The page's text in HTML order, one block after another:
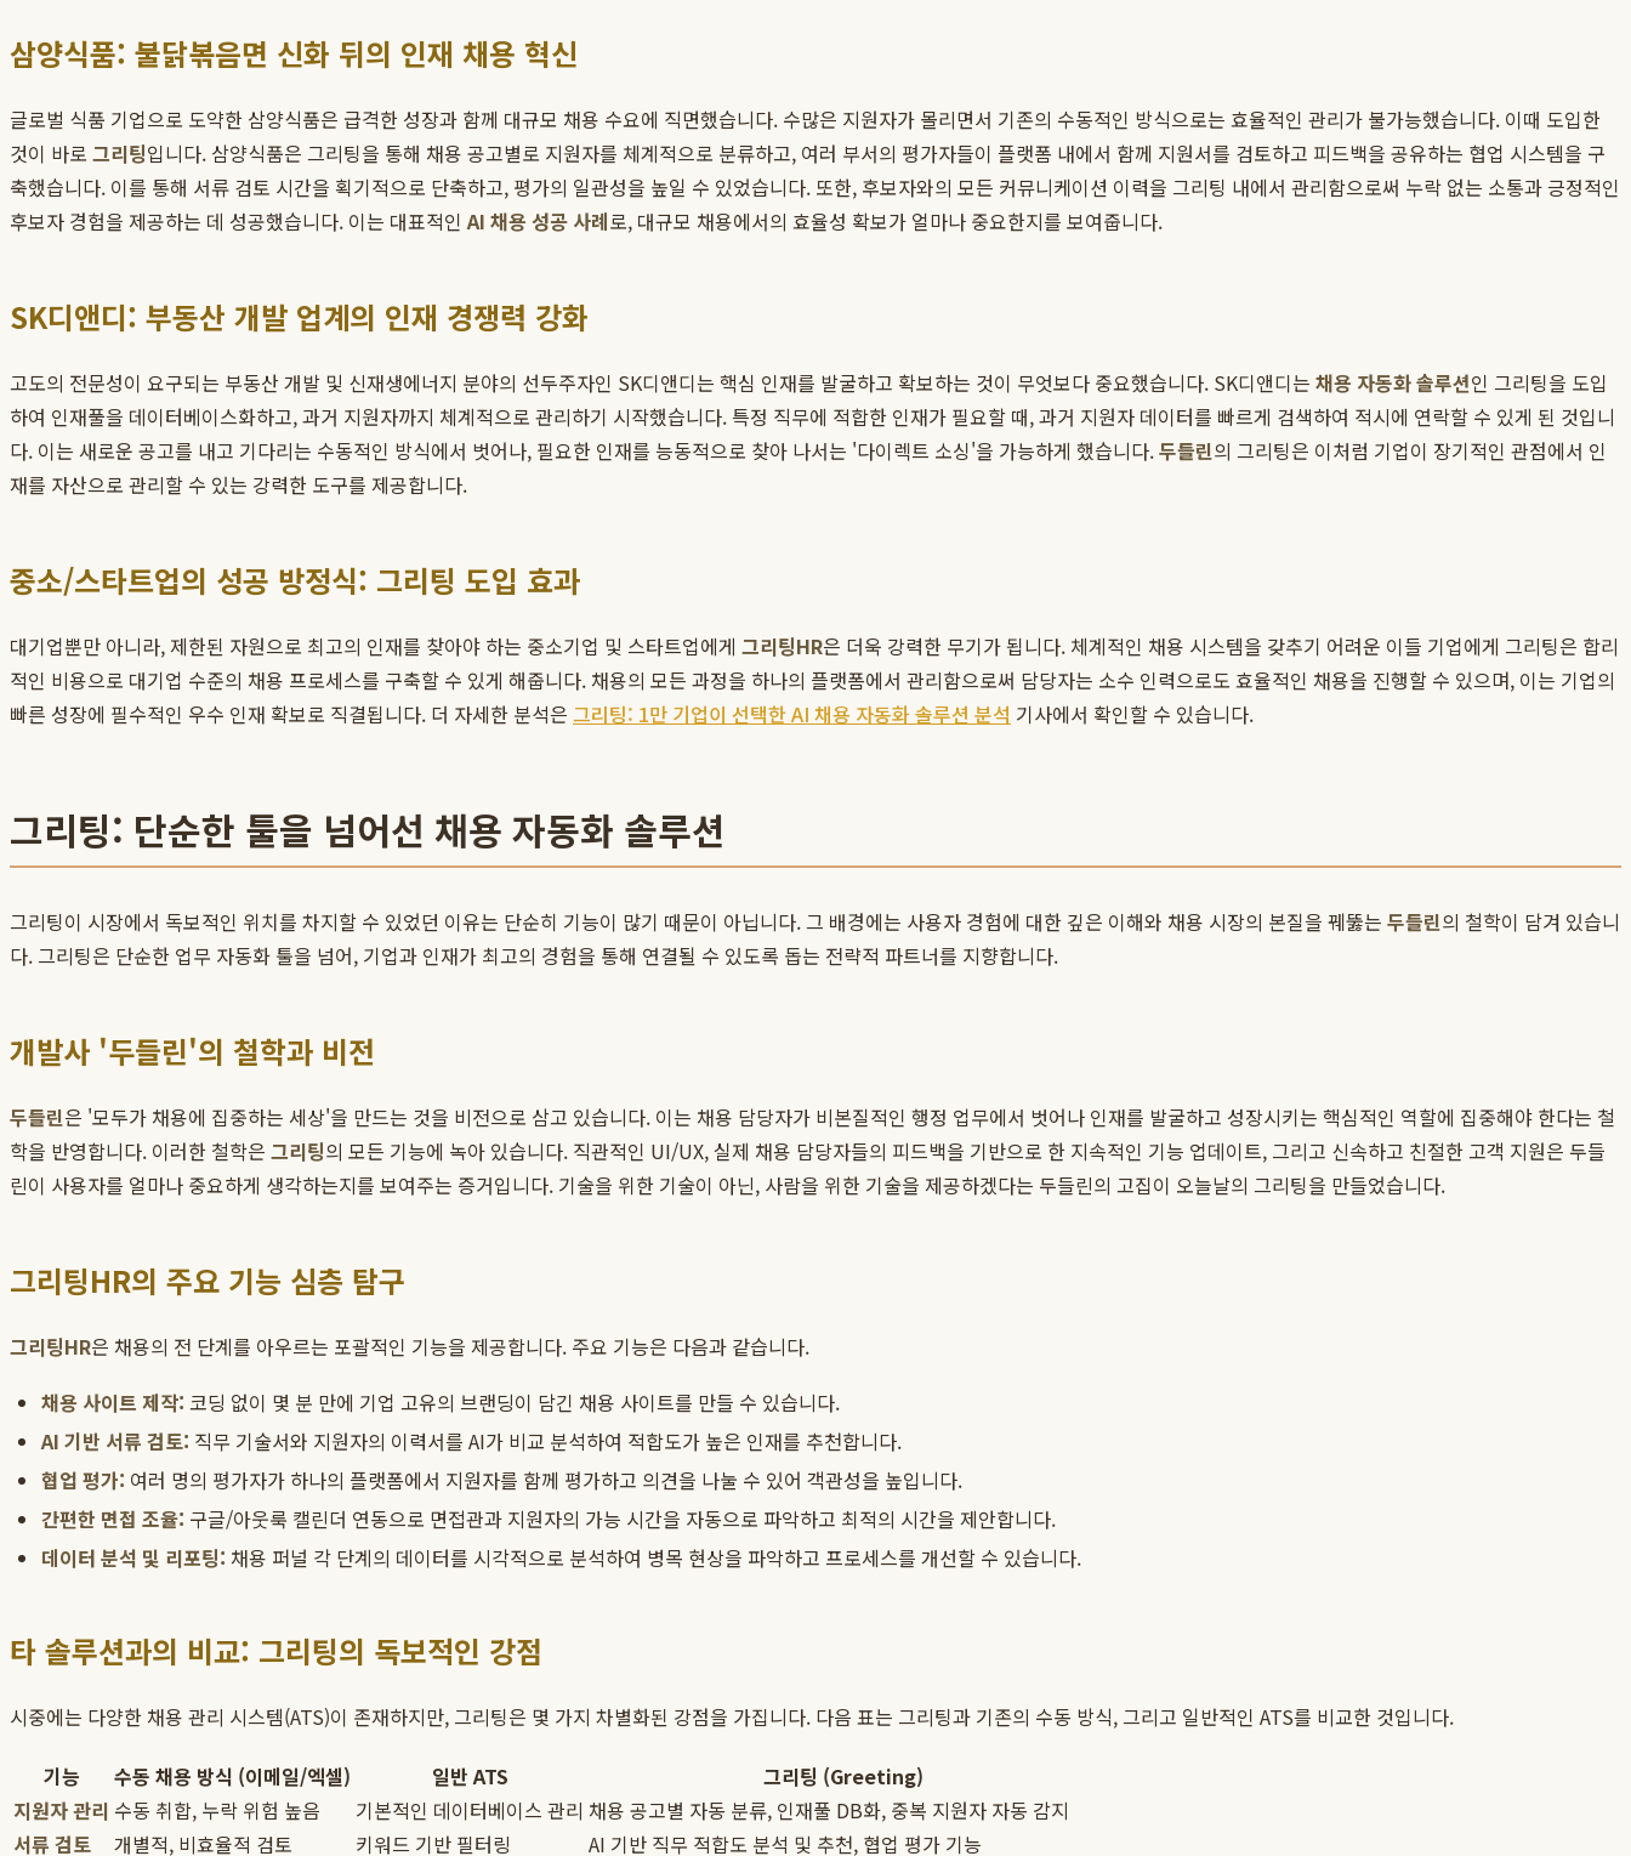
삼양식품: 불닭볶음면 신화 뒤의 인재 채용 혁신
글로벌 식품 기업으로 도약한 삼양식품은 급격한 성장과 함께 대규모 채용 수요에 직면했습니다. 수많은 지원자가 몰리면서 기존의 수동적인 방식으로는 효율적인 관리가 불가능했습니다. 이때 도입한
것이 바로 그리팅입니다. 삼양식품은 그리팅을 통해 채용 공고별로 지원자를 체계적으로 분류하고, 여러 부서의 평가자들이 플랫폼 내에서 함께 지원서를 검토하고 피드백을 공유하는 협업 시스템을 구
축했습니다. 이를 통해 서류 검토 시간을 획기적으로 단축하고, 평가의 일관성을 높일 수 있었습니다. 또한, 후보자와의 모든 커뮤니케이션 이력을 그리팅 내에서 관리함으로써 누락 없는 소통과 긍정적인
후보자 경험을 제공하는 데 성공했습니다. 이는 대표적인AI 채용 성공 사례로, 대규모 채용에서의 효율성 확보가 얼마나 중요한지를 보여줍니다.
SK디앤디: 부동산 개발 업계의 인재 경쟁력 강화
고도의 전문성이 요구되는 부동산 개발 및 신재생에너지 분야의 선두주자인 SK디앤디는 핵심 인재를 발굴하고 확보하는 것이 무엇보다 중요했습니다. SK디앤디는 채용 자동화 솔루션인 그리팅을 도입
하여 인재풀을 데이터베이스화하고, 과거 지원자까지 체계적으로 관리하기 시작했습니다. 특정 직무에 적합한 인재가 필요할 때, 과거 지원자 데이터를 빠르게 검색하여 적시에 연락할 수 있게 된 것입니
다. 이는 새로운 공고를 내고 기다리는 수동적인 방식에서 벗어나, 필요한 인재를 능동적으로 찾아 나서는 '다이렉트 소싱'을 가능하게 했습니다.두들린의 그리팅은 이처럼 기업이 장기적인 관점에서 인
재를 자산으로 관리할 수 있는 강력한 도구를 제공합니다.
중소/스타트업의 성공 방정식: 그리팅 도입 효과
대기업뿐만 아니라, 제한된 자원으로 최고의 인재를 찾아야 하는 중소기업 및 스타트업에게 그리팅HR은 더욱 강력한 무기가 됩니다. 체계적인 채용 시스템을 갖추기 어려운 이들 기업에게 그리팅은 합리
적인 비용으로 대기업 수준의 채용 프로세스를 구축할 수 있게 해줍니다. 채용의 모든 과정을 하나의 플랫폼에서 관리함으로써 담당자는 소수 인력으로도 효율적인 채용을 진행할 수 있으며, 이는 기업의
빠른 성장에 필수적인 우수 인재 확보로 직결됩니다. 더 자세한 분석은 그리팅: 1만 기업이 선택한 AI 채용 자동화 솔루션 분석 기사에서 확인할 수 있습니다.
그리팅: 단순한 툴을 넘어선 채용 자동화 솔루션
그리팅이 시장에서 독보적인 위치를 차지할 수 있었던 이유는 단순히 기능이 많기 때문이 아닙니다. 그 배경에는 사용자 경험에 대한 깊은 이해와 채용 시장의 본질을 꿰뚫는 두들린의 철학이 담겨 있습니
다. 그리팅은 단순한 업무 자동화 툴을 넘어, 기업과 인재가 최고의 경험을 통해 연결될 수 있도록 돕는 전략적 파트너를 지향합니다.
개발사 '두들린'의 철학과 비전
두들린은 '모두가 채용에 집중하는 세상'을 만드는 것을 비전으로 삼고 있습니다. 이는 채용 담당자가 비본질적인 행정 업무에서 벗어나 인재를 발굴하고 성장시키는 핵심적인 역할에 집중해야 한다는 철
학을 반영합니다. 이러한 철학은 그리팅의 모든 기능에 녹아 있습니다. 직관적인 UI/UX, 실제 채용 담당자들의 피드백을 기반으로 한 지속적인 기능 업데이트, 그리고 신속하고 친절한 고객 지원은 두들
린이 사용자를 얼마나 중요하게 생각하는지를 보여주는 증거입니다. 기술을 위한 기술이 아닌, 사람을 위한 기술을 제공하겠다는 두들린의 고집이 오늘날의 그리팅을 만들었습니다.
그리팅HR의 주요 기능 심층 탐구
그리팅HR은 채용의 전 단계를 아우르는 포괄적인 기능을 제공합니다. 주요 기능은 다음과 같습니다.
채용 사이트 제작: 코딩 없이 몇 분 만에 기업 고유의 브랜딩이 담긴 채용 사이트를 만들 수 있습니다.
AI 기반 서류 검토: 직무 기술서와 지원자의 이력서를 AI가 비교 분석하여 적합도가 높은 인재를 추천합니다.
협업 평가: 여러 명의 평가자가 하나의 플랫폼에서 지원자를 함께 평가하고 의견을 나눌 수 있어 객관성을 높입니다.
간편한 면접 조율: 구글/아웃룩 캘린더 연동으로 면접관과 지원자의 가능 시간을 자동으로 파악하고 최적의 시간을 제안합니다.
데이터 분석 및 리포팅: 채용 퍼널 각 단계의 데이터를 시각적으로 분석하여 병목 현상을 파악하고 프로세스를 개선할 수 있습니다.
타 솔루션과의 비교: 그리팅의 독보적인 강점
시중에는 다양한 채용 관리 시스템(ATS)이 존재하지만, 그리팅은 몇 가지 차별화된 강점을 가집니다. 다음 표는 그리팅과 기존의 수동 방식, 그리고 일반적인 ATS를 비교한 것입니다.
기능 수동 채용 방식 (이메일/엑셀) 일반 ATS
그리팅 (Greeting)
지원자 관리 수동 취합, 누락 위험 높음 기본적인 데이터베이스 관리 채용 공고별 자동 분류, 인재풀 DB화, 중복 지원자 자동 감지
서류 검토
개별적, 비효율적 검토 키워드 기반 필터링 AI 기반 직무 적합도 분석 및 추천, 협업 평가 기능